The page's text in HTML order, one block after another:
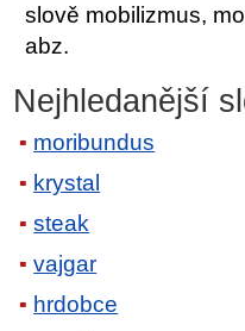
slově mobilizmus,
abz.
Nejhledanější
moribundus
krystal
steak
vajgar
hrdobce